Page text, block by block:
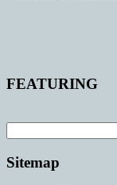
FEATURING
Sitemap